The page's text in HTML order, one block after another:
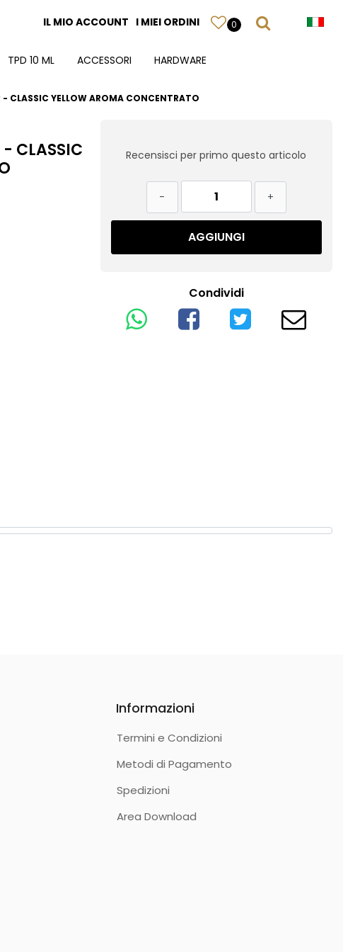
IL MIO ACCOUNT I MIEI ORDINI 0
TPD 10 ML ACCESSORI HARDWARE
- CLASSIC YELLOW AROMA CONCENTRATO
- CLASSIC
Recensisci per primo questo articolo
Quantità
AGGIUNGI
Condividi
Informazioni
Termini e Condizioni
Metodi di Pagamento
Spedizioni
Area Download